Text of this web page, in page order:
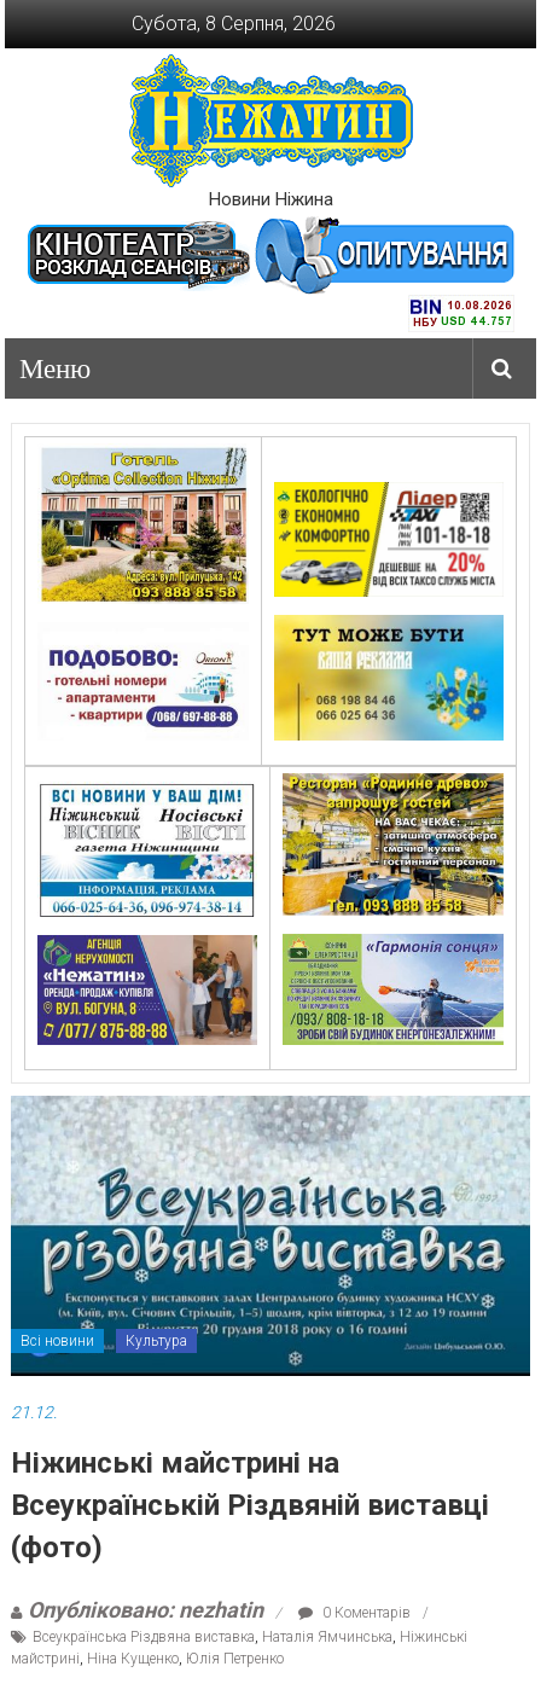
Субота, 8 Серпня, 2026
Новини Ніжина
Всі новини Культура
21.12.
Ніжинські майстрині на
Всеукраїнській Різдвяній виставці
(фото)
Опубліковано: nezhatin
0 Коментарів
Всеукраїнська Різдвяна виставка, Наталія Ямчинська, Ніжинські
майстрині, Ніна Кущенко, Юлія Петренко